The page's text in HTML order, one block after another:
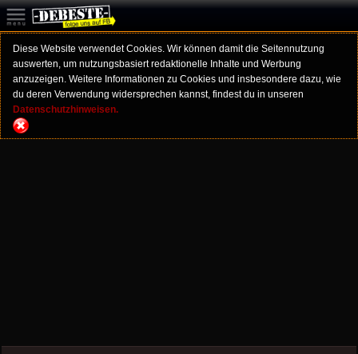
Diese Website verwendet Cookies. Wir können damit die Seitennutzung
auswerten, um nutzungsbasiert redaktionelle Inhalte und Werbung
anzuzeigen. Weitere Informationen zu Cookies und insbesondere dazu, wie
du deren Verwendung widersprechen kannst, findest du in unseren
Datenschutzhinweisen.